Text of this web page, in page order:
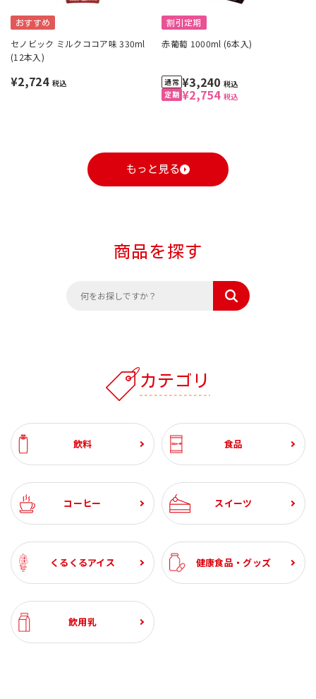
おすすめ
セノビック ミルクココア味 330ml
(12本入)
¥2,724 税込
割引定期
赤葡萄 1000ml (6本入)
¥2,754 税込
¥3,240 税込
もっと見る
商品を探す
カテゴリ
飲料 食品
コーヒー スイーツ
くるくるアイス 健康食品・グッズ
飲用乳